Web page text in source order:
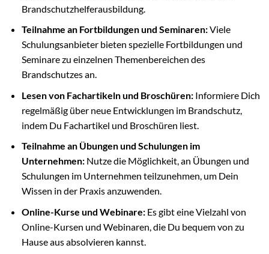
Brandschutzhelferausbildung.
Teilnahme an Fortbildungen und Seminaren:Viele
Schulungsanbieter bieten spezielle Fortbildungen und
Seminare zu einzelnen Themenbereichen des
Brandschutzes an.
Lesen von Fachartikeln und Broschüren:Informiere Dich
regelmäßig über neue Entwicklungen im Brandschutz,
indem Du Fachartikel und Broschüren liest.
Teilnahme an Übungen und Schulungen im
Unternehmen:Nutze die Möglichkeit, an Übungen und
Schulungen im Unternehmen teilzunehmen, um Dein
Wissen in der Praxis anzuwenden.
Online-Kurse und Webinare:Es gibt eine Vielzahl von
Online-Kursen und Webinaren, die Du bequem von zu
Hause aus absolvieren kannst.